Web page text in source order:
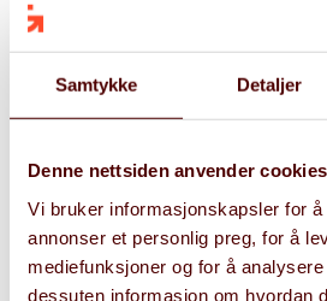
Samtykke Detaljer
Denne nettsiden anvender cookies
Vi bruker informasjonskapsler for å
annonser et personlig preg, for å
mediefunksjoner og for å
dessuten informasjon om hvordan
22301, ISO 27001, NIST, CIS
GDPR, NSM grunnprinsipper
Prinsipper for nasjonal
Sikkerhetsloven,
Som person er Synne en
person med sterke
gjennomføringsevne. Hun er
virksomheten og dens behov